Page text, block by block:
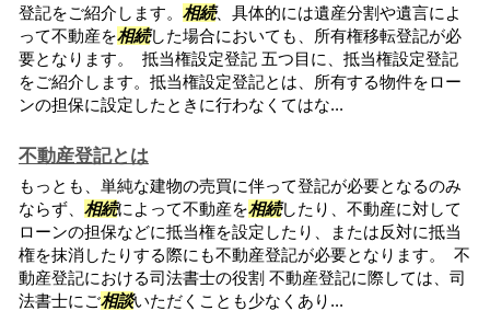
登記をご紹介します。 相続、具体的には遺産分割や遺言によ
って不動産を相続した場合においても、所有権移転登記が必
要となります。 抵当権設定登記 五つ目に、抵当権設定登記
をご紹介します。抵当権設定登記とは、所有する物件をロー
ンの担保に設定したときに行わなくてはな...
不動産登記とは
もっとも、単純な建物の売買に伴って登記が必要となるのみ
ならず、 相続によって不動産を相続したり、不動産に対して
ローンの担保などに抵当権を設定したり、または反対に抵当
権を抹消したりする際にも不動産登記が必要となります。 不
動産登記における司法書士の役割 不動産登記に際しては、司
法書士にご相談いただくことも少なくあり...